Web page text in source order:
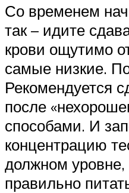
Со временем
так – идите
крови ощутимо
самые низкие.
Рекомендуется
после
способами. И
концентрацию
должном уровне,
правильно